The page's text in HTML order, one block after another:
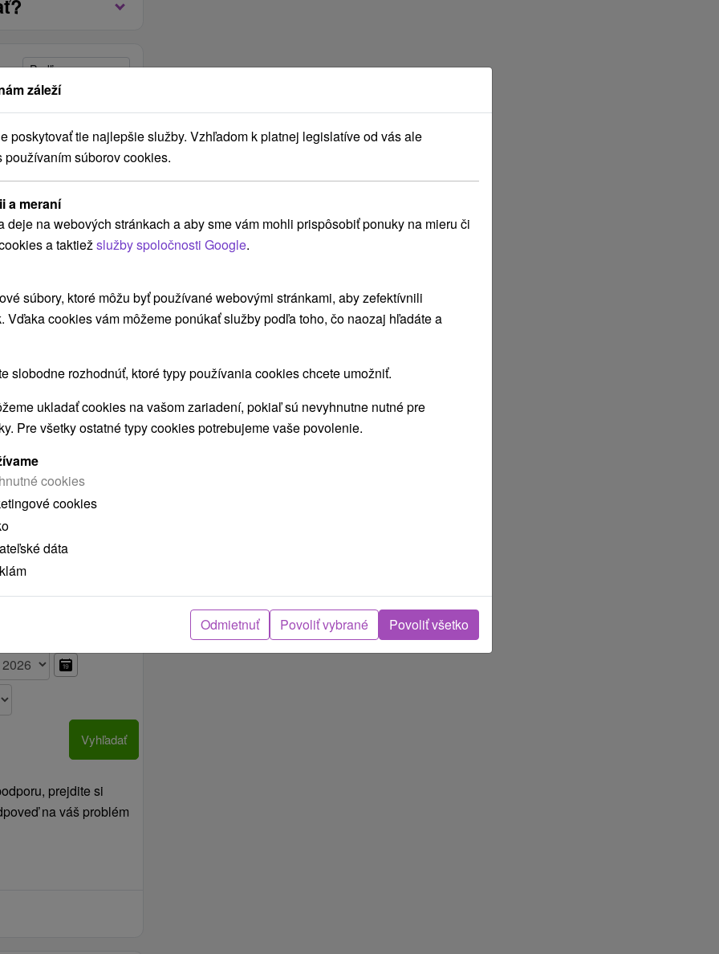
dvojlôžková izba, 2
pohovke v
pri domčeku
prenájmu
časťou a v
posedenie s
vstup
kaďou a
mesiacoch je k
formou bufetových
chladnička,
ubytovacieho
hod.
Jan Feb Mar Apr Máj Jún Júl
€ Vybrať termín
€ Vybrať termín
€ Vybrať termín
€ Vybrať termín
Vyhľadať
prejdite si
na váš problém
záleží
poskytovať tie najlepšie služby. Vzhľadom k platnej legislatíve od vás ale
súborov cookies.
a meraní
deje na webových stránkach a aby sme vám mohli prispôsobiť ponuky na mieru či
a taktiež služby spoločnosti Google.
súbory, ktoré môžu byť používané webovými stránkami, aby zefektívnili
Vďaka cookies vám môžeme ponúkať služby podľa toho, čo naozaj hľadáte a
slobodne rozhodnúť, ktoré typy používania cookies chcete umožniť.
ukladať cookies na vašom zariadení, pokiaľ sú nevyhnutne nutné pre
Pre všetky ostatné typy cookies potrebujeme vaše povolenie.
cookies
cookies
dáta
Odmietnuť Povoliť vybrané Povoliť všetko